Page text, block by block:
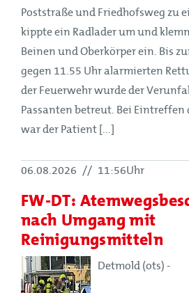
Poststraße und Friedhofsweg zu
kippte ein Radlader um und
Beinen und Oberkörper ein. Bis
gegen 11.55 Uhr alarmierten
der Feuerwehr wurde der
Passanten betreut. Bei
war der Patient [...]
06.08.2026 // 11:56Uhr
FW-DT:
nach Umgang mit
Reinigungsmitteln
Detmold (ots) -